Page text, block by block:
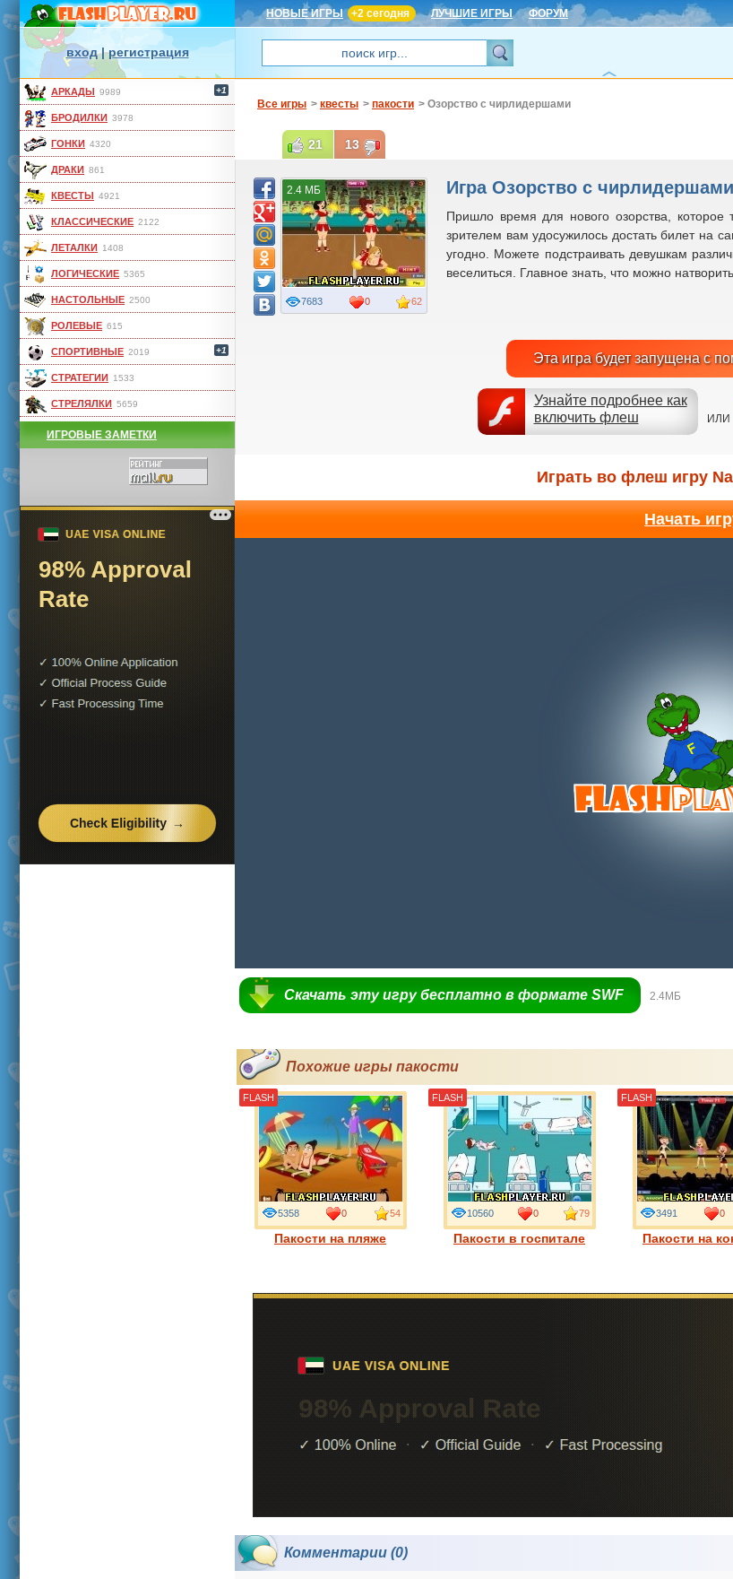
НОВЫЕ ИГРЫ +2 сегодня ЛУЧШИЕ ИГРЫ ФОРУМ
вход|регистрация
АРКАДЫ 9989 +1
БРОДИЛКИ 3978
ГОНКИ 4320
ДРАКИ 861
КВЕСТЫ 4921
КЛАССИЧЕСКИЕ 2122
ЛЕТАЛКИ 1408
ЛОГИЧЕСКИЕ 5365
НАСТОЛЬНЫЕ 2500
РОЛЕВЫЕ 615
СПОРТИВНЫЕ 2019 +1
СТРАТЕГИИ 1533
СТРЕЛЯЛКИ 5659
ИГРОВЫЕ ЗАМЕТКИ
Все игры > квесты > пакости > Озорство с чирлидершами
Игра Озорство с чирлидершами
Пришло время для нового озорства,
зрителем вам удосужилось достать билет на
угодно. Можете подстраивать девушкам
веселиться. Главное знать, что можно
Эта игра будет запущена с
Узнайте подробнее как
включить флеш
ИЛИ
62
7683 0
2.4 МБ
21 13
Играть во флеш игру
Начать
Скачать эту игру бесплатно в формате SWF 2.4МБ
Похожие игры пакости
Пакости на пляже
5358 0 54
FLASH
Пакости в госпитале
10560 0 79
FLASH
Пакости на
3491 0
FLASH
Комментарии (0)